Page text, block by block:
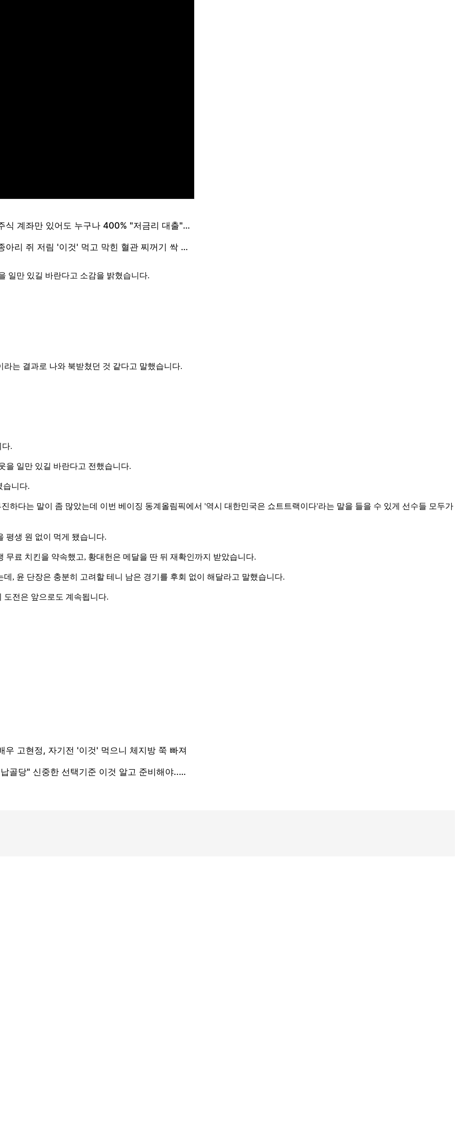
일만 있길 바란다고 소감을 밝혔습니다.
는 결과로 나와 북받쳤던 것 같다고 말했습니다.
.
을 일만 있길 바란다고 전했습니다.
습니다.
하다는 말이 좀 많았는데 이번 베이징 동계올림픽에서 '역시 대한민국은 쇼트트랙이다'라는 말을 들을 수 있게 선수들 모두가
평생 원 없이 먹게 됐습니다.
료 치킨을 약속했고, 황대헌은 메달을 딴 뒤 재확인까지 받았습니다.
, 윤 단장은 충분히 고려할 테니 남은 경기를 후회 없이 해달라고 말했습니다.
도전은 앞으로도 계속됩니다.